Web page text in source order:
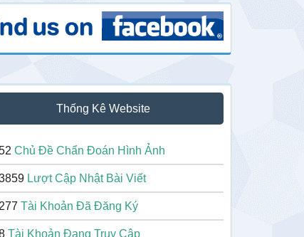
Thống Kê Website
Chủ Đề Chẩn Đoán Hình Ảnh
Lượt Cập Nhật Bài Viết
Tài Khoản Đã Đăng Ký
Tài Khoản Đang Truy Cập